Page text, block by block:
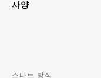
사양
스타트 방식